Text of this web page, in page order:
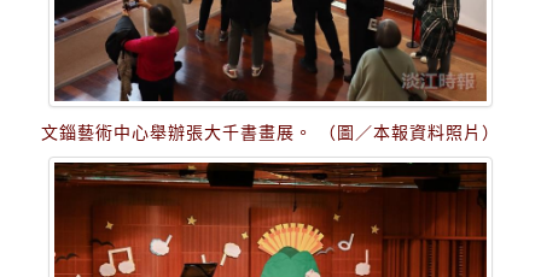
文錙藝術中心舉辦張大千書畫展。 （圖／本報資料照片）